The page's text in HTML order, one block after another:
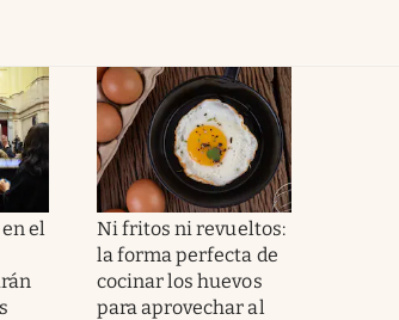
el
Ni fritos ni revueltos:
la forma perfecta de
cocinar los huevos
para aprovechar al